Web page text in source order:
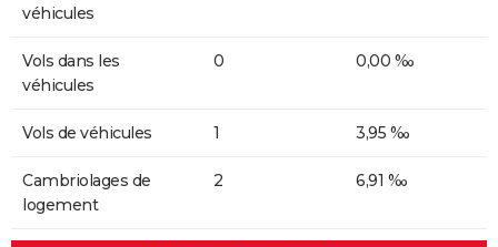
véhicules
Vols dans les
véhicules
0 0,00 ‰
Vols de véhicules 1 3,95 ‰
Cambriolages de
logement
2 6,91 ‰